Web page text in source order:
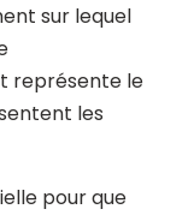
sur lequel
représente le
les
pour que